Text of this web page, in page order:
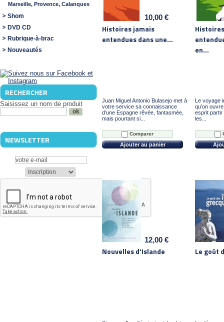
Marseille, Provence, Calanques
Shom
DVD CD
Rubrique-à-brac
Nouveautés
RECHERCHER
Saisissez un nom de produit
NEWSLETTER
10,00 €
Histoires jamais
entendues dans une...
Juan Miguel Antonio Bulasejo met à
votre service sa connaissance
d’une Espagne rêvée, fantasmée,
mais pourtant si...
Comparer
Ajouter au panier
en...
Le voyage
qu’on
esprit
les...
12,00 €
Nouvelles d'Islande Le goût